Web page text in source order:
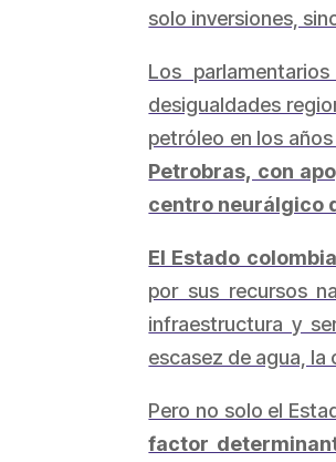
solo inversiones,
Los
desigualdades
petróleo en los
Petrobras, con
centro neurálgico
El Estado
por sus recursos
infraestructura y
escasez de agua,
Pero no solo el
factor